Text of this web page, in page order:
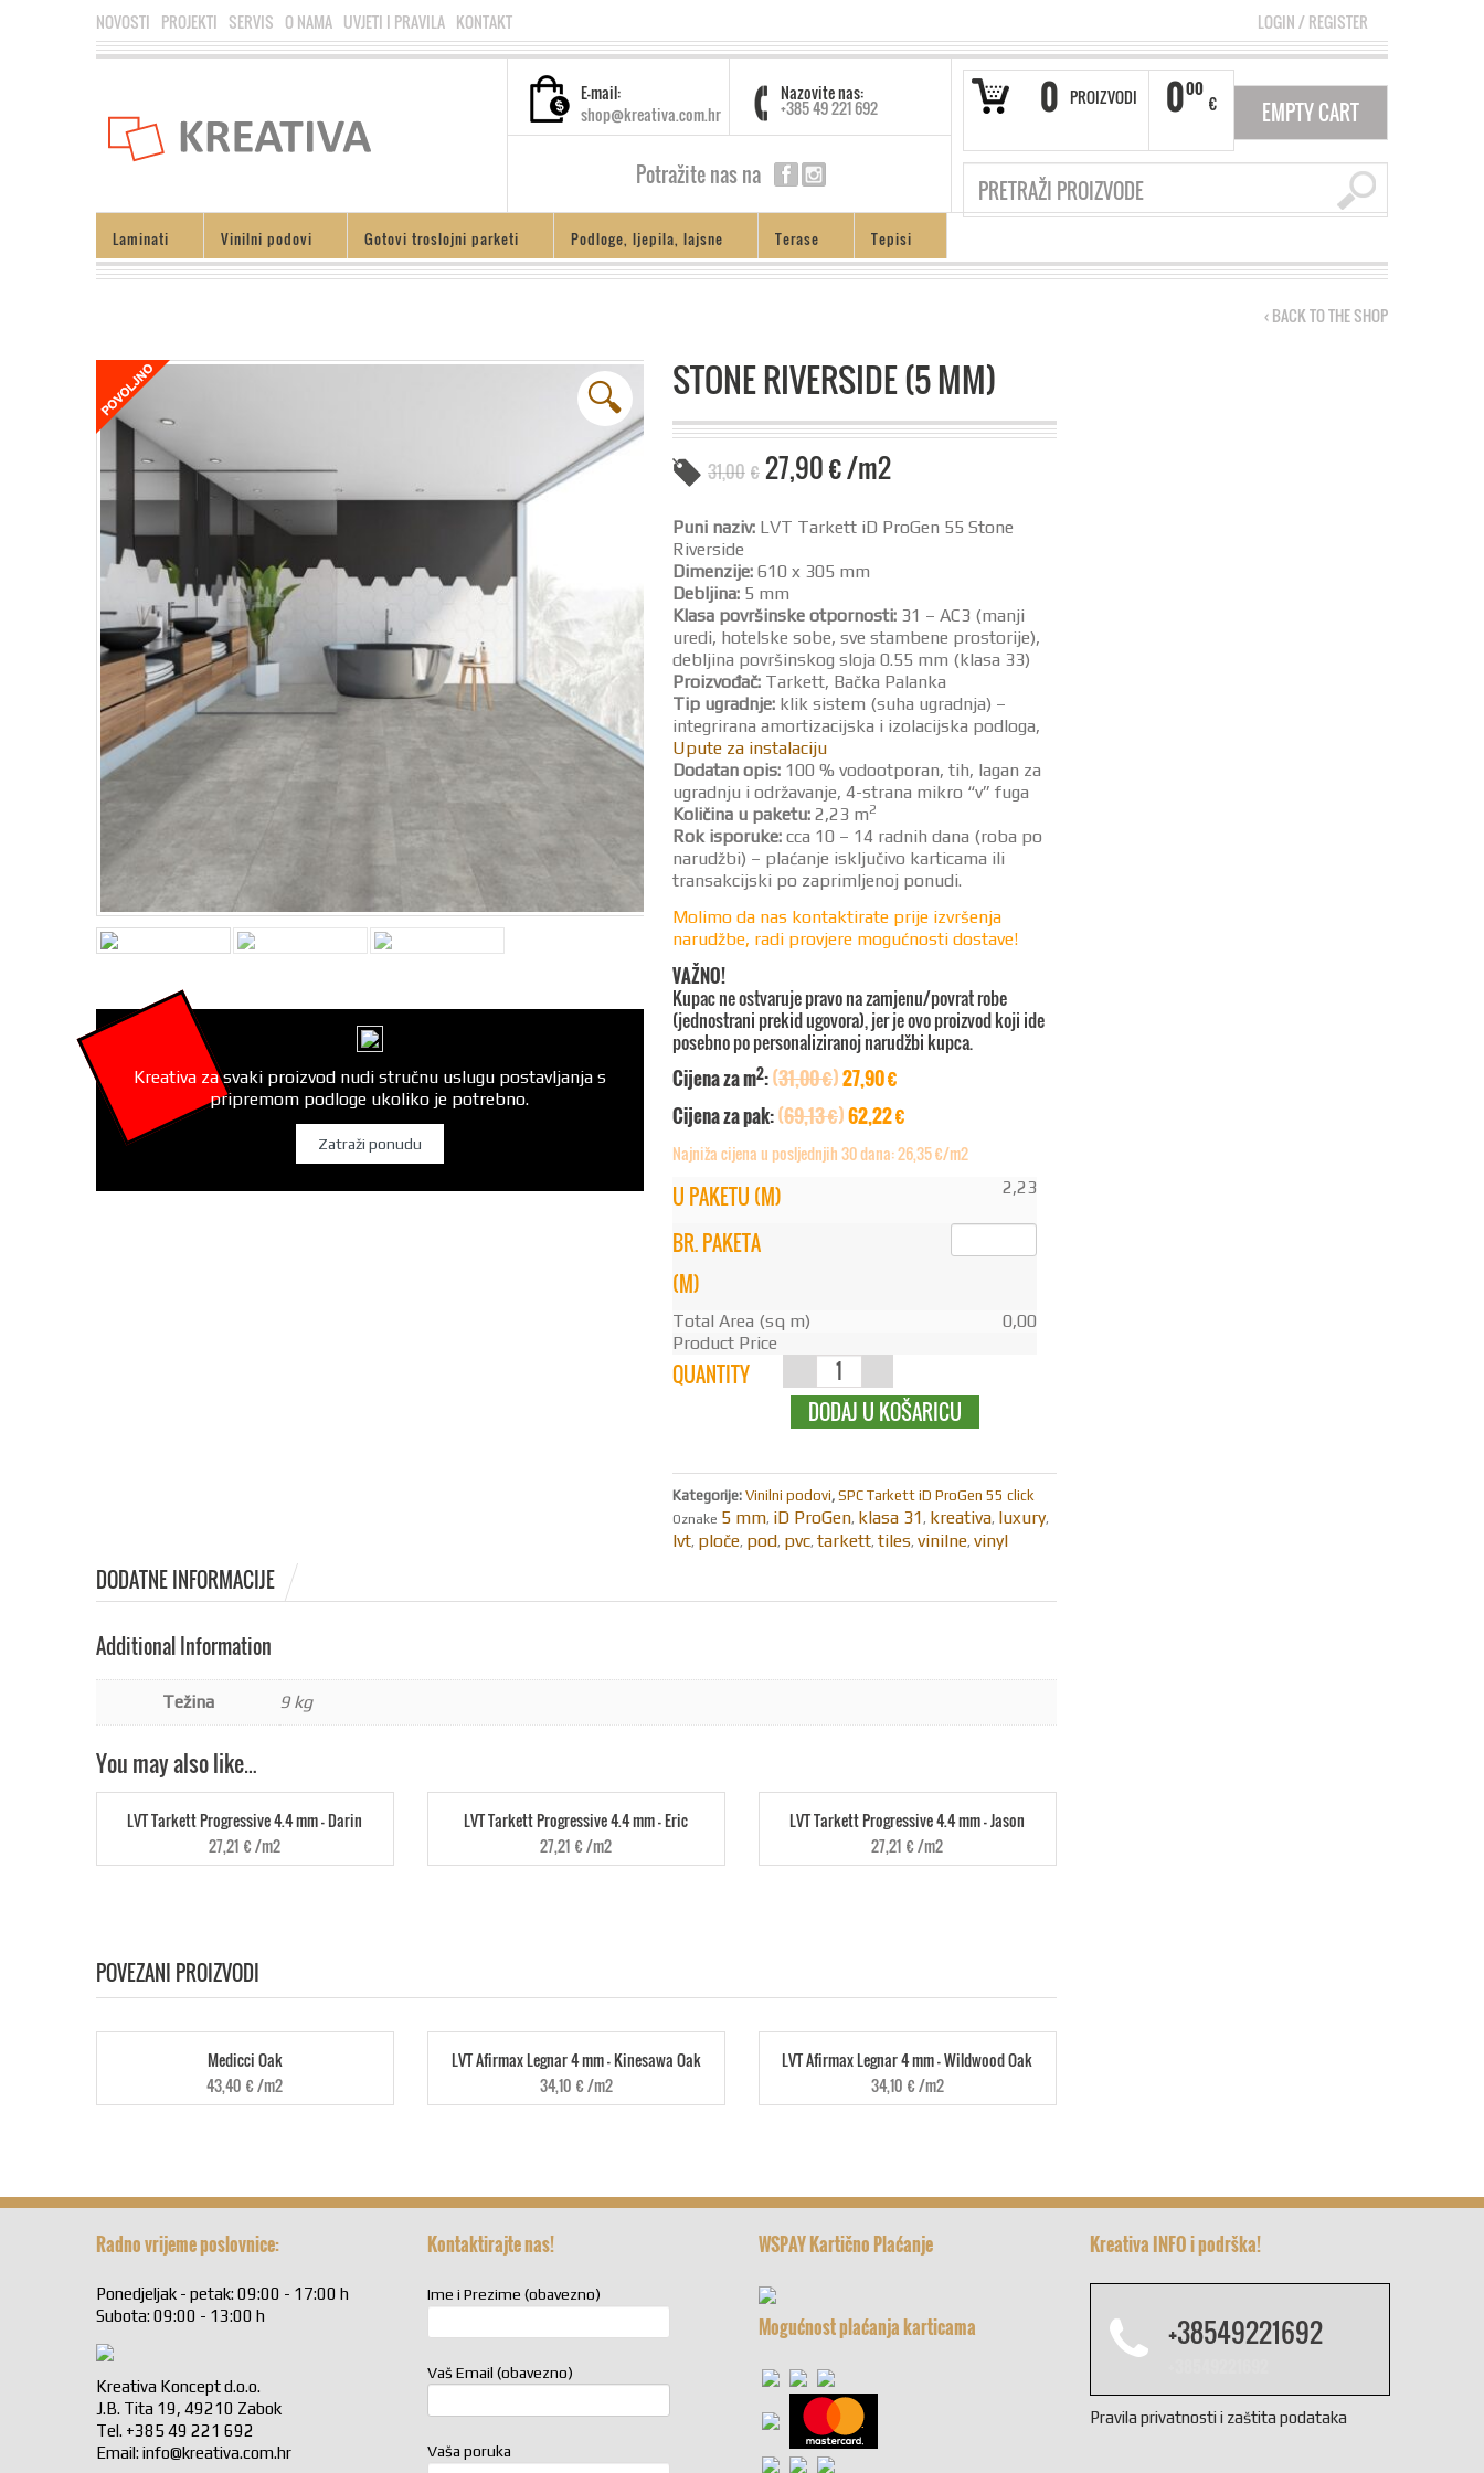
NOVOSTI PROJEKTI SERVIS O NAMA UVJETI I PRAVILA KONTAKT LOGIN/REGISTER
0 PROIZVODI 000
€ EMPTY CART
E-mail:
shop@kreativa.com.hr
Nazovite nas:
+385 49 221 692
Potražite nas na
Laminati Vinilni podovi Gotovi troslojni parketi Podloge, ljepila, lajsne Terase Tepisi
‹ BACK TO THE SHOP
🔍
Kreativa za svaki proizvod nudi stručnu uslugu postavljanja s
pripremom podloge ukoliko je potrebno.
Zatraži ponudu
STONE RIVERSIDE (5 MM)
31,00 € 27,90€/m2
Puni naziv: LVT Tarkett iD ProGen 55 Stone
Riverside
Dimenzije: 610 x 305 mm
Debljina: 5 mm
Klasa površinske otpornosti: 31 – AC3 (manji
uredi, hotelske sobe, sve stambene prostorije),
debljina površinskog sloja 0.55 mm (klasa 33)
Proizvođač: Tarkett, Bačka Palanka
Tip ugradnje: klik sistem (suha ugradnja) –
integrirana amortizacijska i izolacijska podloga,
Upute za instalaciju
Dodatan opis: 100 % vodootporan, tih, lagan za
ugradnju i održavanje, 4-strana mikro “v” fuga
Količina u paketu: 2,23 m2
Rok isporuke: cca 10 – 14 radnih dana (roba po
narudžbi) – plaćanje isključivo karticama ili
transakcijski po zaprimljenoj ponudi.
Molimo da nas kontaktirate prije izvršenja
narudžbe, radi provjere mogućnosti dostave!
VAŽNO!
Kupac ne ostvaruje pravo na zamjenu/povrat robe
(jednostrani prekid ugovora), jer je ovo proizvod koji ide
posebno po personaliziranoj narudžbi kupca.
Cijena za m2:(31,00 €)27,90 €
Cijena za pak:(69,13 €)62,22 €
Najniža cijena u posljednjih 30 dana: 26,35 €/m2
U PAKETU (M) 2,23
BR. PAKETA
(M)
Total Area (sq m)
0,00
Product Price
QUANTITY
RIVERSIDE (5
KOLIČINA
DODAJ U KOŠARICU
Kategorije: Vinilni podovi, SPC Tarkett iD ProGen 55 click
Oznake 5 mm, iD ProGen, klasa 31 , kreativa, luxury,
lvt, ploče, pod, pvc, tarkett, tiles, vinilne, vinyl
DODATNE INFORMACIJE
Additional Information
Težina 9 kg
You may also like…
LVT Tarkett Progressive 4.4 mm - Darin
27,21 €/m2
LVT Tarkett Progressive 4.4 mm - Eric
27,21 €/m2
LVT Tarkett Progressive 4.4 mm - Jason
27,21 €/m2
POVEZANI PROIZVODI
Medicci Oak
43,40 €/m2
LVT Afirmax Legnar 4 mm - Kinesawa Oak
34,10 €/m2
LVT Afirmax Legnar 4 mm - Wildwood Oak
34,10 €/m2
Radno vrijeme poslovnice:
Ponedjeljak - petak: 09:00 - 17:00 h
Subota: 09:00 - 13:00 h
Kreativa Koncept d.o.o.
J.B. Tita 19, 49210 Zabok
Tel. +385 49 221 692
Email: info@kreativa.com.hr
Kontaktirajte nas!
Ime i Prezime (obavezno)
Vaš Email (obavezno)
Vaša poruka
WSPAY Kartično Plaćanje
Mogućnost plaćanja karticama
Kreativa INFO i podrška!
+38549221692
Pravila privatnosti i zaštita podataka